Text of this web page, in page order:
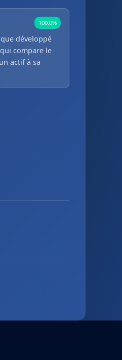
100.0%
développé
compare le
actif à sa